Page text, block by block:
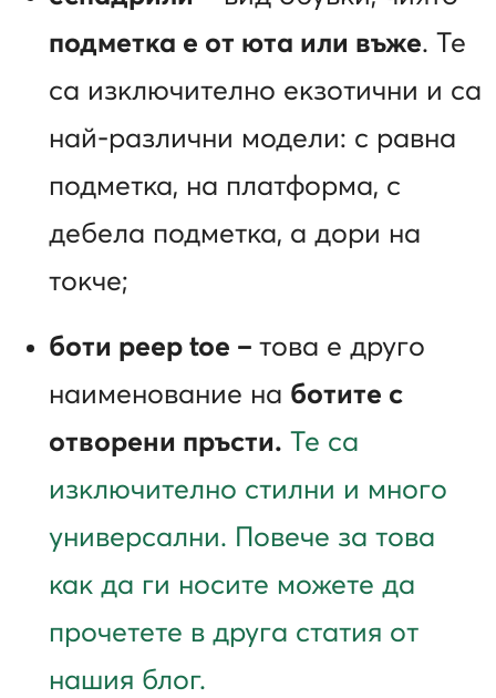
подметка е от юта или въже. Те
са изключително екзотични и са
най-различни модели: с равна
подметка, на платформа, с
дебела подметка, а дори на
токче;
боти peep toe – това е друго
наименование на ботите с
отворени пръсти. Те са
изключително стилни и много
универсални. Повече за това
как да ги носите можете да
прочетете в друга статия от
нашия блог.